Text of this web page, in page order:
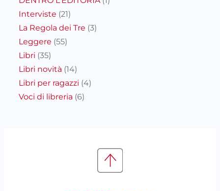
Interviste (21)
La Regola dei Tre (3)
Leggere (55)
Libri (35)
Libri novità (14)
Libri per ragazzi (4)
Voci di libreria (6)